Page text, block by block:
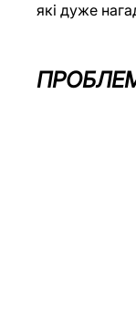
які дуже